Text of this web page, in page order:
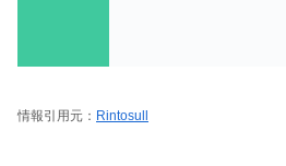
情報引用元： Rintosull